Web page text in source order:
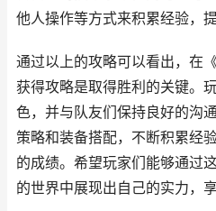
他人操作等方式来积累经验，
通过以上的攻略可以看出，在
获得攻略是取得胜利的关键。
色，并与队友们保持良好的沟
策略和装备搭配，不断积累经
的成绩。希望玩家们能够通过
的世界中展现出自己的实力，